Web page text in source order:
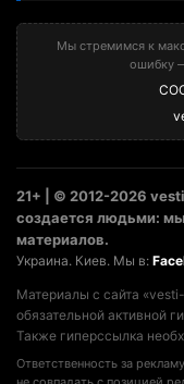
Мы стремимся к
ошибку
21+ | © 2012-2026
создается людьми:
материалов.
Украина. Киев. Мы в:
Материалы с сайта
обязательной активной
Также гиперссылка
Ответственность за